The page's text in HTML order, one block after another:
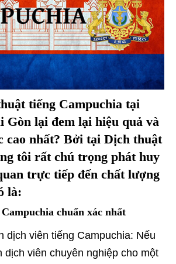
tiếng Campuchia tại
Gòn lại đem lại hiệu quả và
cao nhất? Bởi tại Dịch thuật
tôi rất chú trọng phát huy
trực tiếp đến chất lượng
là:
chuẩn xác nhất
dịch viên tiếng Campuchia: Nếu
dịch viên chuyên nghiệp cho một